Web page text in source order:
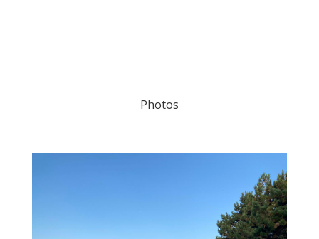
Photos